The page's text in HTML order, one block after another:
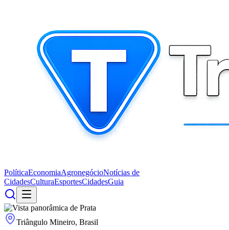
PolíticaEconomiaAgronegócioNotícias de
CidadesCulturaEsportesCidadesGuia
Triângulo Mineiro, Brasil